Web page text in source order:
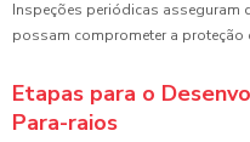
Inspeções periódicas asseguram
possam comprometer a proteção
Etapas para o
Para-raios